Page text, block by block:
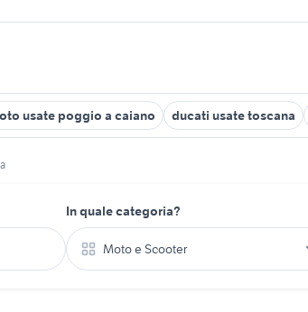
usate poggio a caiano ducati usate toscana
In quale categoria?
Moto e Scooter